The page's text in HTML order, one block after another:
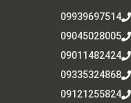
09939697514
09045028005
09011482424
09335324868
09121255824